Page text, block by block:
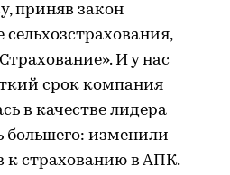
приняв закон
И у нас
срок компания
в качестве лидера
изменили
к страхованию в АПК.